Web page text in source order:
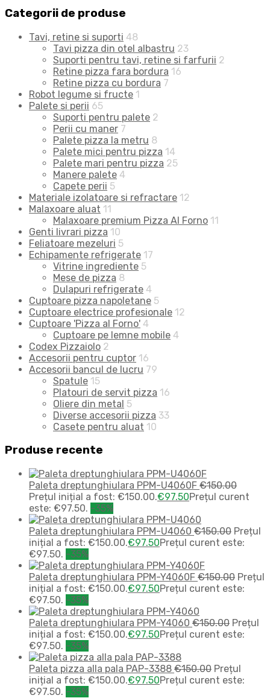
Categorii de produse
Tavi, retine si suporti 48
Tavi pizza din otel albastru 23
Suporti pentru tavi, retine si farfurii 2
Retine pizza fara bordura 16
Retine pizza cu bordura 7
Robot legume si fructe 1
Palete si perii 65
Suporti pentru palete 2
Perii cu maner 7
Palete pizza la metru 8
Palete mici pentru pizza 14
Palete mari pentru pizza 25
Manere palete 4
Capete perii 5
Materiale izolatoare si refractare 12
Malaxoare aluat 11
Malaxoare premium Pizza Al Forno 11
Genti livrari pizza 10
Feliatoare mezeluri 5
Echipamente refrigerate 17
Vitrine ingrediente 5
Mese de pizza 8
Dulapuri refrigerate 4
Cuptoare pizza napoletane 5
Cuptoare electrice profesionale 12
Cuptoare 'Pizza al Forno' 4
Cuptoare pe lemne mobile 4
Codex Pizzaiolo 2
Accesorii pentru cuptor 16
Accesorii bancul de lucru 79
Spatule 15
Platouri de servit pizza 16
Oliere din metal 5
Diverse accesorii pizza 33
Casete pentru aluat 10
Produse recente
Paleta dreptunghiulara PPM-U4060F €150.00
Prețul inițial a fost: €150.00.€97.50Prețul curent
este: €97.50. -35%
Paleta dreptunghiulara PPM-U4060 €150.00 Prețul
inițial a fost: €150.00.€97.50Prețul curent este:
€97.50. -35%
Paleta dreptunghiulara PPM-Y4060F €150.00 Prețul
inițial a fost: €150.00.€97.50Prețul curent este:
€97.50. -35%
Paleta dreptunghiulara PPM-Y4060 €150.00 Prețul
inițial a fost: €150.00.€97.50Prețul curent este:
€97.50. -35%
Paleta pizza alla pala PAP-3388 €150.00 Prețul
inițial a fost: €150.00.€97.50Prețul curent este:
€97.50. -35%